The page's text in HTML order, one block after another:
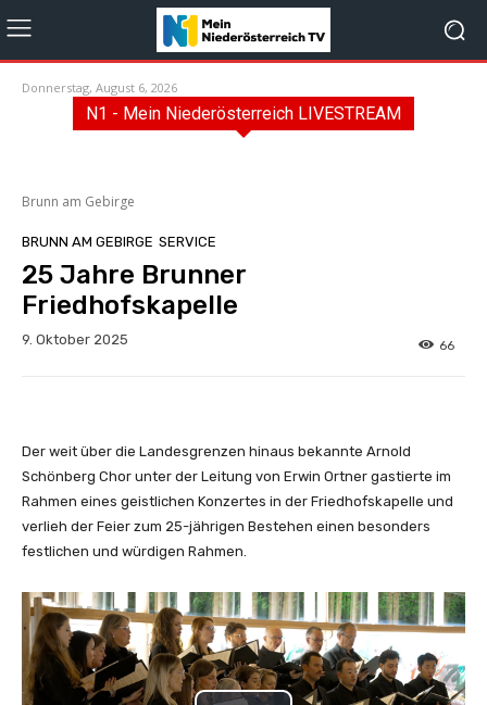
Donnerstag, August 6, 2026
N1 - Mein Niederösterreich LIVESTREAM
Brunn am Gebirge
BRUNN AM GEBIRGE SERVICE
25 Jahre Brunner
Friedhofskapelle
9. Oktober 2025 66
Der weit über die Landesgrenzen hinaus bekannte Arnold
Schönberg Chor unter der Leitung von Erwin Ortner gastierte im
Rahmen eines geistlichen Konzertes in der Friedhofskapelle und
verlieh der Feier zum 25-jährigen Bestehen einen besonders
festlichen und würdigen Rahmen.